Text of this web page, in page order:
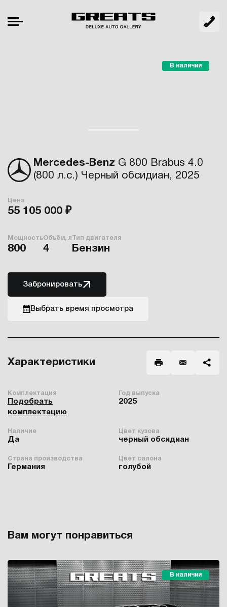
Mercedes-Benz G 800 Brabus 4.0
(800 л.с.) Черный обсидиан, 2025
В наличии
Цена
55 105 000 ₽
Мощность
800
Объём, л
4
Тип двигателя
Бензин
Забронировать
Выбрать время просмотра
Характеристики
Комплектация
Подобрать
комплектацию
Год выпуска
2025
Наличие
Да
Цвет кузова
черный обсидиан
Страна производства
Германия
Цвет салона
голубой
Вам могут понравиться
В наличии